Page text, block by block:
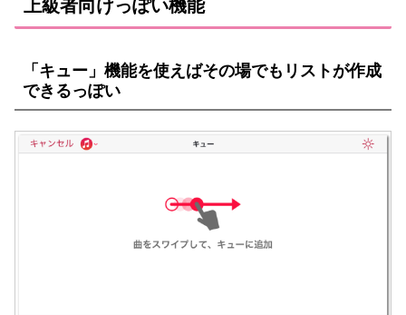
上級者向けっぽい機能
「キュー」機能を使えばその場でもリストが作成
できるっぽい